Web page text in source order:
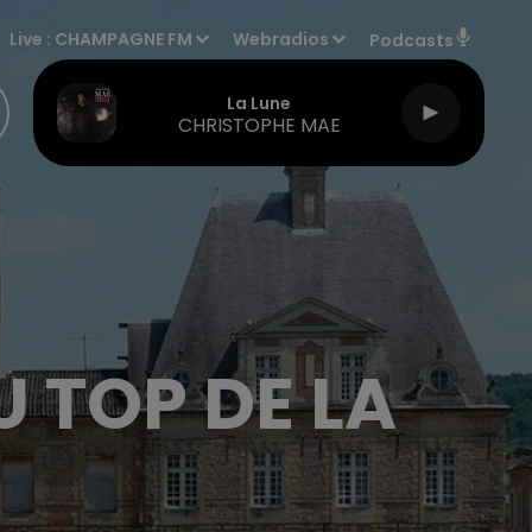
Live : CHAMPAGNE FM Webradios Podcasts
La Lune
CHRISTOPHE MAE
TOP DE LA